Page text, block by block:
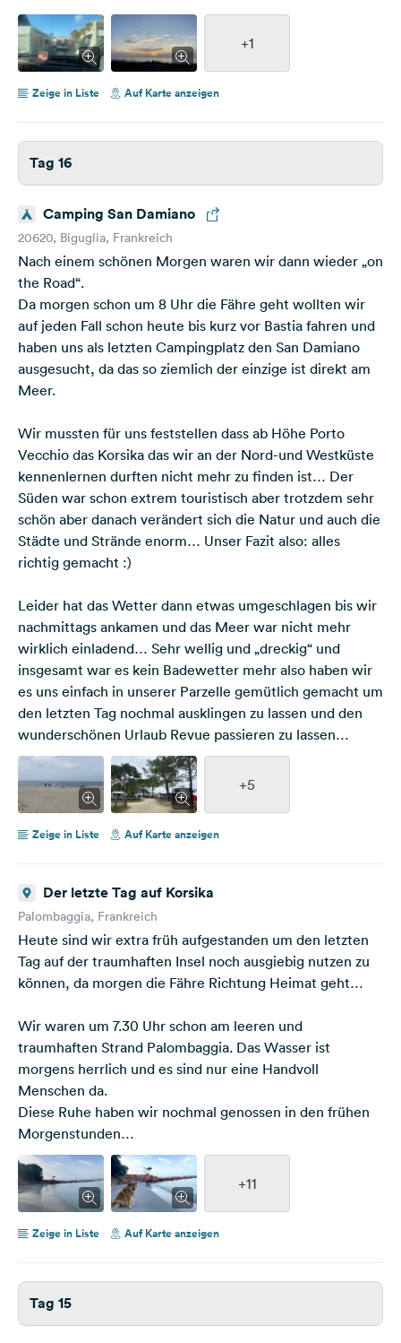
+1
Zeige in Liste Auf Karte anzeigen
Tag 16
Camping San Damiano
20620, Biguglia, Frankreich
Nach einem schönen Morgen waren wir dann wieder „on
the Road“.
Da morgen schon um 8 Uhr die Fähre geht wollten wir
auf jeden Fall schon heute bis kurz vor Bastia fahren und
haben uns als letzten Campingplatz den San Damiano
ausgesucht, da das so ziemlich der einzige ist direkt am
Meer.
Wir mussten für uns feststellen dass ab Höhe Porto
Vecchio das Korsika das wir an der Nord-und Westküste
kennenlernen durften nicht mehr zu finden ist… Der
Süden war schon extrem touristisch aber trotzdem sehr
schön aber danach verändert sich die Natur und auch die
Städte und Strände enorm… Unser Fazit also: alles
richtig gemacht :)
Leider hat das Wetter dann etwas umgeschlagen bis wir
nachmittags ankamen und das Meer war nicht mehr
wirklich einladend… Sehr wellig und „dreckig“ und
insgesamt war es kein Badewetter mehr also haben wir
es uns einfach in unserer Parzelle gemütlich gemacht um
den letzten Tag nochmal ausklingen zu lassen und den
wunderschönen Urlaub Revue passieren zu lassen…
+5
Zeige in Liste Auf Karte anzeigen
Der letzte Tag auf Korsika
Palombaggia, Frankreich
Heute sind wir extra früh aufgestanden um den letzten
Tag auf der traumhaften Insel noch ausgiebig nutzen zu
können, da morgen die Fähre Richtung Heimat geht…
Wir waren um 7.30 Uhr schon am leeren und
traumhaften Strand Palombaggia. Das Wasser ist
morgens herrlich und es sind nur eine Handvoll
Menschen da.
Diese Ruhe haben wir nochmal genossen in den frühen
Morgenstunden…
+11
Zeige in Liste Auf Karte anzeigen
Tag 15